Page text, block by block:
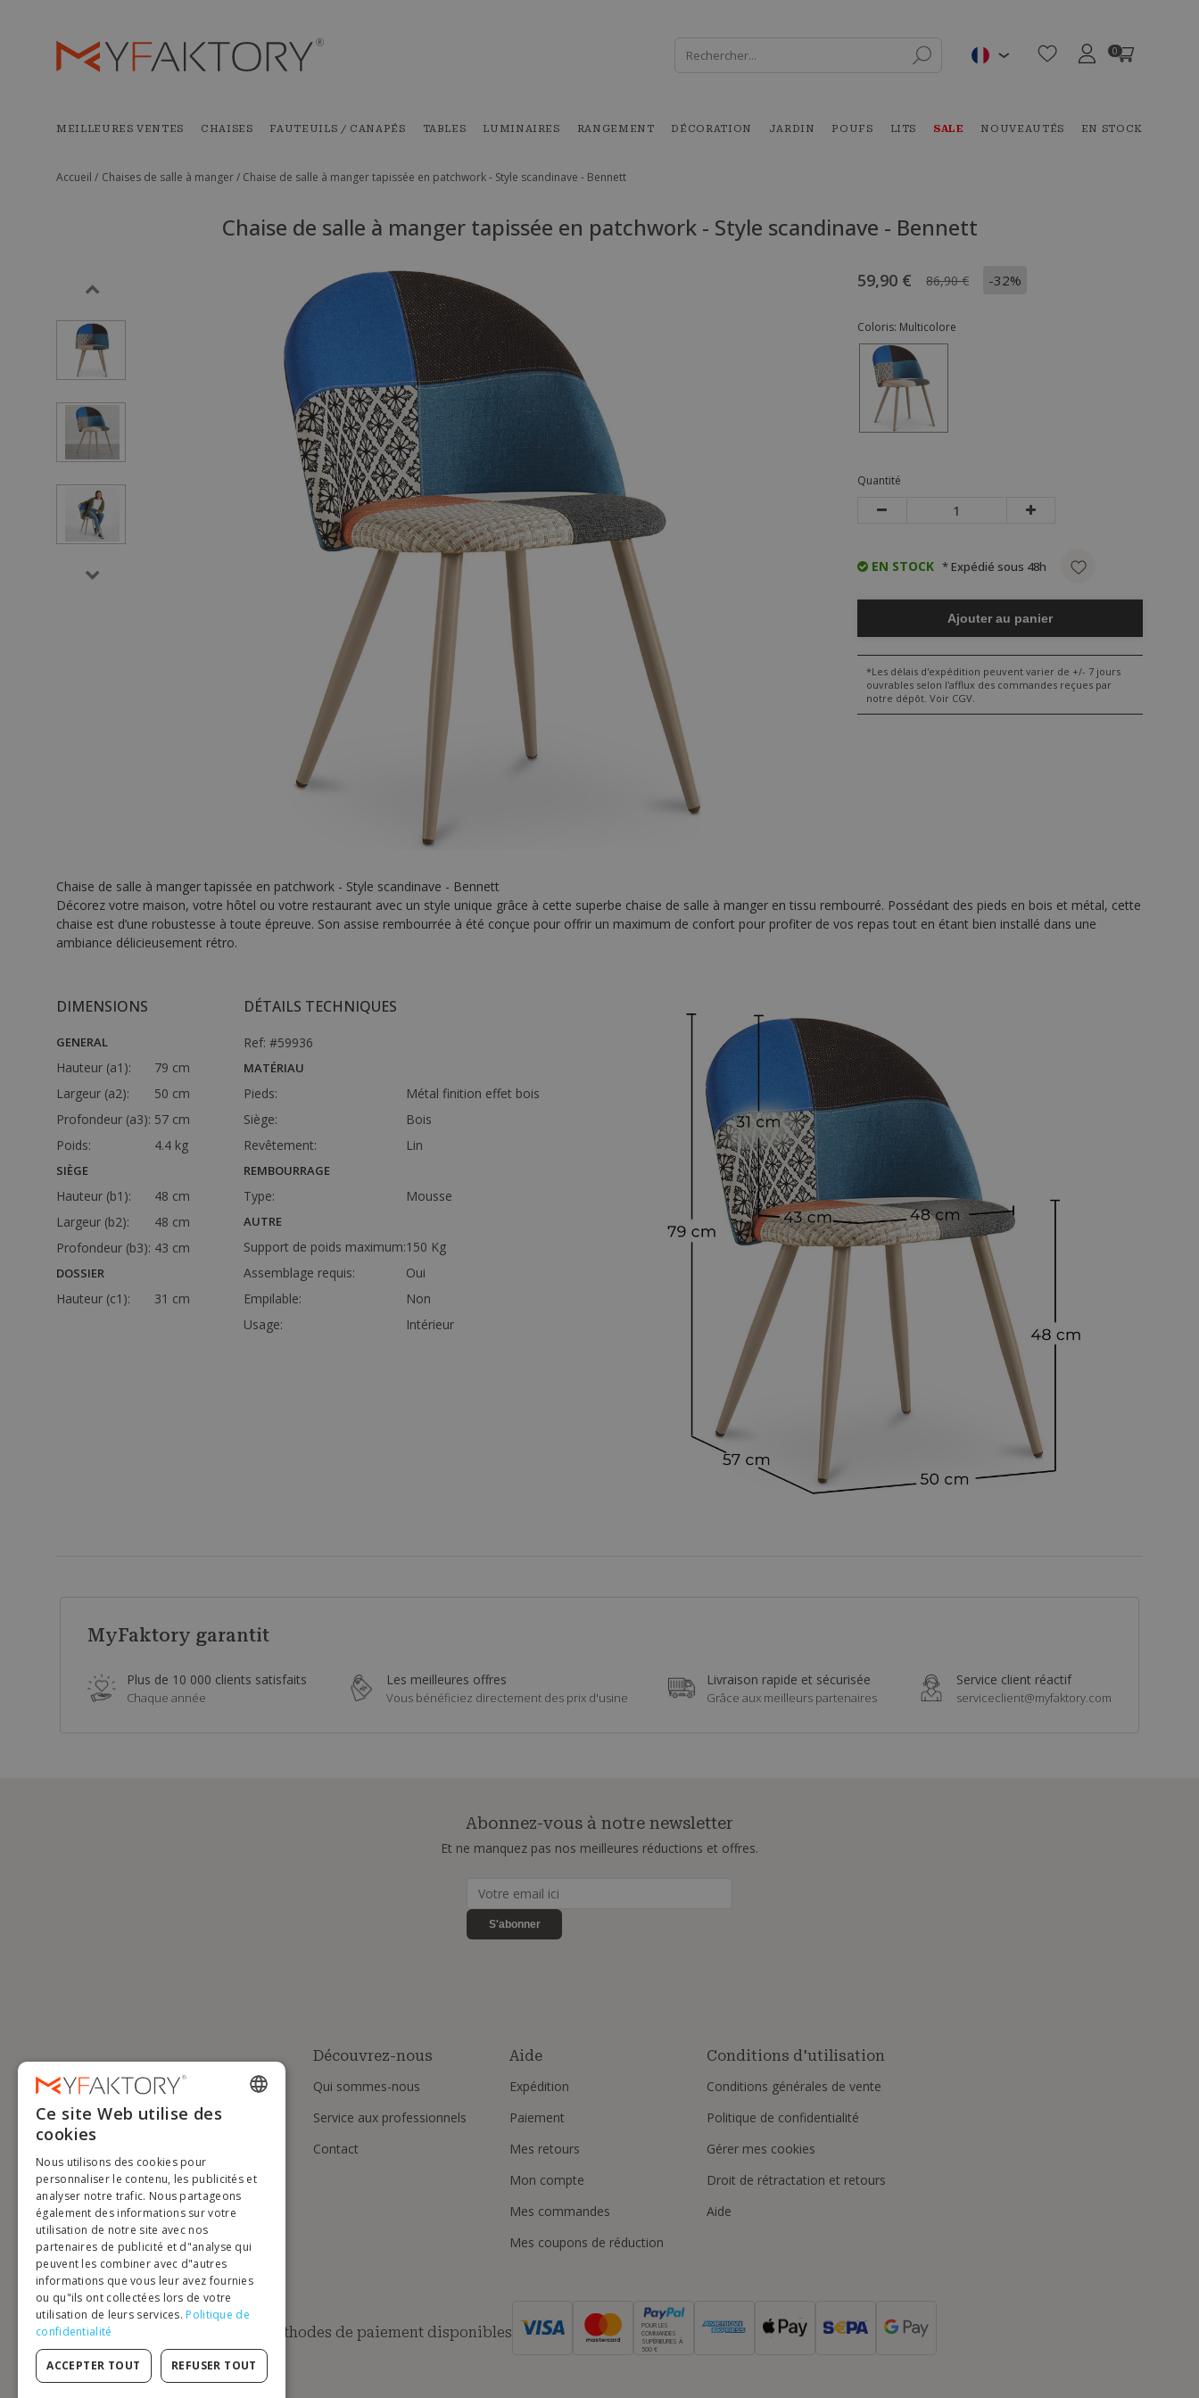
0
MEILLEURES VENTES CHAISES FAUTEUILS / CANAPÉS TABLES LUMINAIRES RANGEMENT DÉCORATION JARDIN POUFS LITS SALE NOUVEAUTÉS EN STOCK
Accueil / Chaises de salle à manger / Chaise de salle à manger tapissée en patchwork - Style scandinave - Bennett
Chaise de salle à manger tapissée en patchwork - Style scandinave - Bennett
59,90 € 86,90 € -32%
Coloris: Multicolore
Quantité
EN STOCK * Expédié sous 48h
Ajouter au panier
*Les délais d'expédition peuvent varier de +/- 7 jours
ouvrables selon l'afflux des commandes reçues par
notre dépôt. Voir CGV.
Chaise de salle à manger tapissée en patchwork - Style scandinave - Bennett
Décorez votre maison, votre hôtel ou votre restaurant avec un style unique grâce à cette superbe chaise de salle à manger en tissu rembourré. Possédant des pieds en bois et métal, cette
chaise est d’une robustesse à toute épreuve. Son assise rembourrée à été conçue pour offrir un maximum de confort pour profiter de vos repas tout en étant bien installé dans une
ambiance délicieusement rétro.
DIMENSIONS
GENERAL
Hauteur (a1):
79 cm
Largeur (a2):
50 cm
Profondeur (a3): 57 cm
Poids:
4.4 kg
SIÈGE
Hauteur (b1):
48 cm
Largeur (b2):
48 cm
Profondeur (b3): 43 cm
DOSSIER
Hauteur (c1): 31 cm
DÉTAILS TECHNIQUES
Ref: #59936
MATÉRIAU
Pieds:
Métal finition effet bois
Siège:
Bois
Revêtement:
Lin
REMBOURRAGE
Type: Mousse
AUTRE
Support de poids maximum:150 Kg
Assemblage requis:
Oui
Empilable:
Non
Usage:
Intérieur
MyFaktory garantit
Plus de 10 000 clients satisfaits
Chaque année
Les meilleures offres
Vous bénéficiez directement des prix d'usine
Livraison rapide et sécurisée
Grâce aux meilleurs partenaires
Service client réactif
serviceclient@myfaktory.com
Abonnez-vous à notre newsletter
Et ne manquez pas nos meilleures réductions et offres.
S'abonner
Découvrez-nous
Qui sommes-nous
Service aux professionnels
Contact
Aide
Expédition
Paiement
Mes retours
Mon compte
Mes commandes
Mes coupons de réduction
Conditions d'utilisation
Conditions générales de vente
Politique de confidentialité
Gérer mes cookies
Droit de rétractation et retours
Aide
Méthodes de paiement disponibles
POUR LES
COMMANDES
SUPÉRIEURES À
500 €
ENGLISH
DUTCH
GERMAN
PORTUGUESE
SPANISH
Ce site Web utilise des
cookies
Nous utilisons des cookies pour
personnaliser le contenu, les publicités et
analyser notre trafic. Nous partageons
également des informations sur votre
utilisation de notre site avec nos
partenaires de publicité et d"analyse qui
peuvent les combiner avec d"autres
informations que vous leur avez fournies
ou qu"ils ont collectées lors de votre
utilisation de leurs services. Politique de
confidentialité
ACCEPTER TOUT REFUSER TOUT